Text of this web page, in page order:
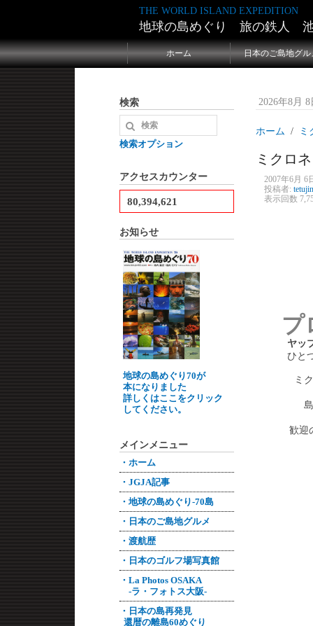
THE WORLD ISLAND EXPEDITION
地球の島めぐり 旅の鉄人
ホーム 日本のご島地グル
2026年8月
ホーム ミ
ミクロ
2007年6月 6
投稿者:
表示回数
ミ
歓迎
ヤッ
ひと
プ
検索
検索オプション
アクセスカウンター
80,394,621
お知らせ
地球の島めぐり70が
本になりました
詳しくはここをクリック
してください。
メインメニュー
・ホーム
・JGJA記事
・地球の島めぐり-70島
・日本のご島地グルメ
・渡航歴
・日本のゴルフ場写真館
・La Photos OSAKA
-ラ・フォトス大阪-
・日本の島再発見
還暦の離島60めぐり